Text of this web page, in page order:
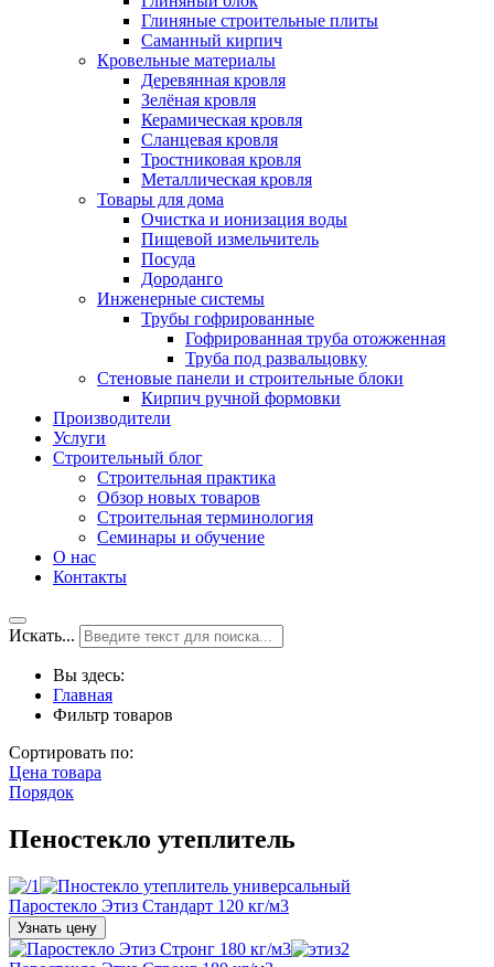
Глиняные строительные плиты
Саманный кирпич
Кровельные материалы
Деревянная кровля
Зелёная кровля
Керамическая кровля
Сланцевая кровля
Тростниковая кровля
Металлическая кровля
Товары для дома
Очистка и ионизация воды
Пищевой измельчитель
Посуда
Дороданго
Инженерные системы
Трубы гофрированные
Гофрированная труба отожженная
Труба под развальцовку
Стеновые панели и строительные блоки
Кирпич ручной формовки
Производители
Услуги
Строительный блог
Строительная практика
Обзор новых товаров
Строительная терминология
Семинары и обучение
О нас
Контакты
Искать...
Вы здесь:
Главная
Фильтр товаров
Сортировать по:
Цена товара
Порядок
Пеностекло утеплитель
Паростекло Этиз Стандарт 120 кг/м3
Узнать цену